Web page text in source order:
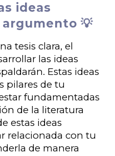
ideas
💡
tesis clara, el
las ideas
Estas ideas
pilares de tu
fundamentadas
de la literatura
estas ideas
relacionada con tu
de manera